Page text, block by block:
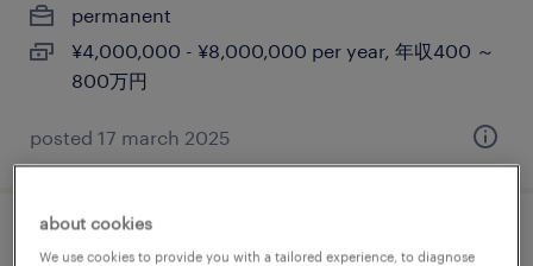
permanent
¥4,000,000 - ¥8,000,000 per year, 年収400 ～
800万円
posted 17 march 2025
【栃木】東証プライム上場gの超高収益メー
about cookies
We use cookies to provide you with a tailored experience, to diagnose